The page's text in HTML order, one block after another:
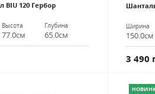
BIU 120 Гербор
Высота
77.0см
Глубина
65.0см
Ширина
150.0см
3 490